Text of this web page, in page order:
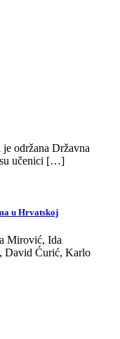
održana Državna
su učenici […]
u Hrvatskoj
Mirović, Ida
David Ćurić, Karlo